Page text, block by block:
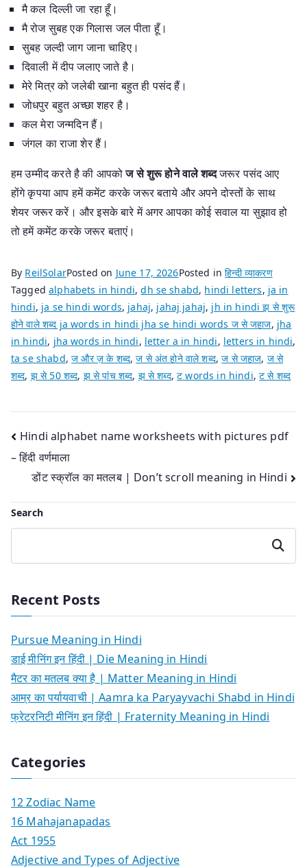
मै कल दिल्ली जा रहा हूँ।
मै रोज सुबह एक गिलास जल पीता हूँ।
सुबह जल्दी जाग जाना चाहिए।
दिवाली में दीप जलाए जाते है।
मेरे मित्र को जलेबी खाना बहुत ही पसंद हैं।
जोधपुर बहुत अच्छा शहर है।
कल मेरा जन्मदिन हैं।
जंगल का राजा शेर हैं।
हम उम्मीद करते है की आपकोजसे शुरू होने वाले शब्दजरूर पसंद आए
होंगे कृपया आप हमें कमेंट करके जरूर बताये और अपने दोस्तों के साथ
शेयर जरूर करें। और इसके बारे में अगर आपका कोई सवाल या सुझाव हो
तो हमें कमेंट करके जरूर बताएं।
By ReilSolarPosted on June 17, 2026Posted inहिन्दी व्याकरण
Taggedalphabets in hindi,dh se shabd, hindi letters, ja in
hindi, ja se hindi words, jahaj, jahaj jahaj, jh in hindi झ से शुरू
होने वाले शब्द ja words in hindi jha se hindi words ज से जहाज, jha
in hindi, jha words in hindi, letter a in hindi, letters in hindi,
ta se shabd,ज और ज़ के शब्द,ज से अंत होने वाले शब्द,ज से जहाज, ज से
शब्द, झ से 50 शब्द, झ से पांच शब्द, झ से शब्द,ट words in hindi,ट से शब्द
Post
navigation
Hindi alphabet name worksheets with pictures pdf
– हिंदी वर्णमाला
डोंट स्क्रॉल का मतलब | Don’t scroll meaning in Hindi
Search
Search
Recent Posts
Pursue Meaning in Hindi
डाई मीनिंग इन हिंदी | Die Meaning in Hindi
मैटर का मतलब क्या है | Matter Meaning in Hindi
आम्र का पर्यायवाची | Aamra ka Paryayvachi Shabd in Hindi
फ्रेटरनिटी मीनिंग इन हिंदी | Fraternity Meaning in Hindi
Categories
12 Zodiac Name
16 Mahajanapadas
Act 1955
Adjective and Types of Adjective